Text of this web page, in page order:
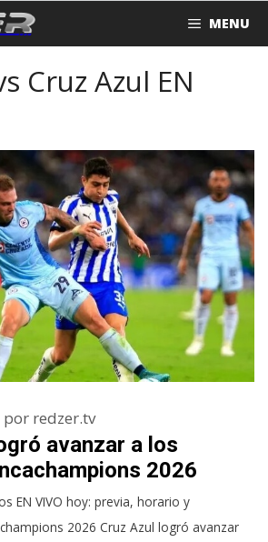
MENU
Cruz Azul EN
avanzar a los
2026
por redzer.tv
EN VIVO hoy: previa, horario y
2026 Cruz Azul logró avanzar